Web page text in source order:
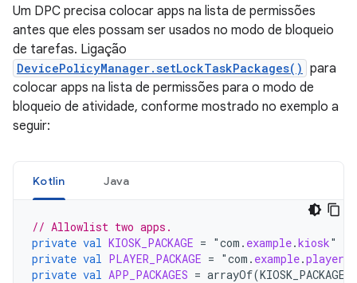
Um DPC precisa colocar apps na lista de permissões
antes que eles possam ser usados no modo de bloqueio
de tarefas. Ligação
DevicePolicyManager.setLockTaskPackages() para
colocar apps na lista de permissões para o modo de
bloqueio de atividade, conforme mostrado no exemplo a
seguir:
Kotlin Java
// Allowlist two apps.
private val KIOSK_PACKAGE = "com . example.kiosk
private val PLAYER_PACKAGE = "com . example.player
private val APP_PACKAGES = arrayOf(KIOSK_PACKAGE